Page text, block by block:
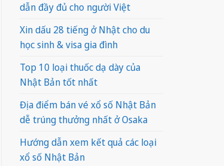
dẫn đầy đủ cho người Việt
Xin dấu 28 tiếng ở Nhật cho du
học sinh & visa gia đình
Top 10 loại thuốc dạ dày của
Nhật Bản tốt nhất
Địa điểm bán vé xổ số Nhật Bản
dễ trúng thưởng nhất ở Osaka
Hướng dẫn xem kết quả các loại
xổ số Nhật Bản
Nước dừa tươi
Vinamilk Coco Fresh
1L
¥520
¥450
-19%
Tam Thái Tử Nhất
¥700
Giá
gốc ¥570
Giá
hiện